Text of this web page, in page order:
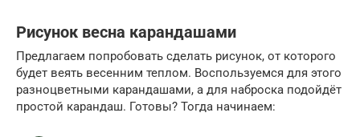
Рисунок весна карандашами
Предлагаем попробовать сделать рисунок, от которого
будет веять весенним теплом. Воспользуемся для этого
разноцветными карандашами, а для наброска подойдёт
простой карандаш. Готовы? Тогда начинаем: